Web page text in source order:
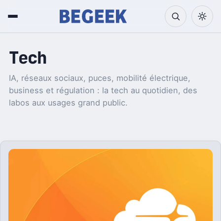
Tech
IA, réseaux sociaux, puces, mobilité électrique,
business et régulation : la tech au quotidien, des
labos aux usages grand public.